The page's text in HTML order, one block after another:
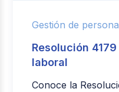
Gestión de
Resolución
laboral
Conoce la